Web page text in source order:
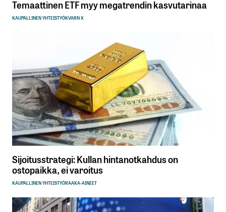
Temaattinen ETF myy megatrendin kasvutarinaa
KAUPALLINEN YHTEISTYÖKVARN X
Sijoitusstrategi: Kullan hintanotkahdus on
ostopaikka, ei varoitus
KAUPALLINEN YHTEISTYÖRAAKA-AINEET